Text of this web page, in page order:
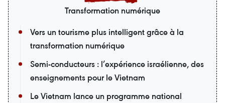
Transformation numérique
Vers un tourisme plus intelligent grâce à la
transformation numérique
Semi-conducteurs : l’expérience israélienne, des
enseignements pour le Vietnam
Le Vietnam lance un programme national